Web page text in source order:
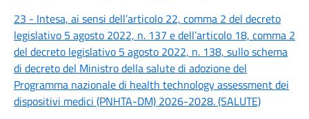
23 - Intesa, ai sensi dell’articolo 22, comma 2 del decreto
legislativo 5 agosto 2022, n. 137 e dell’articolo 18, comma 2
del decreto legislativo 5 agosto 2022, n. 138, sullo schema
di decreto del Ministro della salute di adozione del
Programma nazionale di health technology assessment dei
dispositivi medici (PNHTA-DM) 2026-2028. (SALUTE)